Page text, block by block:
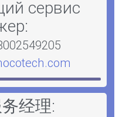
сервис
经理: